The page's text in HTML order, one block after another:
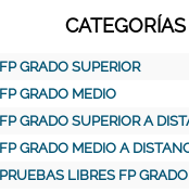
FP GRADO SUPERIOR
FP GRADO MEDIO
FP GRADO SUPERIOR A
FP GRADO MEDIO A
PRUEBAS LIBRES FP